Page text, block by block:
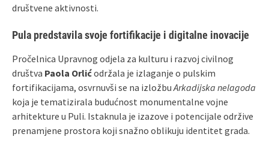
društvene aktivnosti.
Pula predstavila svoje fortifikacije i digitalne inovacije
Pročelnica Upravnog odjela za kulturu i razvoj civilnog
društva Paola Orlićodržala je izlaganje o pulskim
fortifikacijama, osvrnuvši se na izložbu Arkadijska nelagoda
koja je tematizirala budućnost monumentalne vojne
arhitekture u Puli. Istaknula je izazove i potencijale održive
prenamjene prostora koji snažno oblikuju identitet grada.